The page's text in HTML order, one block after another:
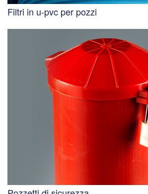
Filtri in u-pvc per pozzi